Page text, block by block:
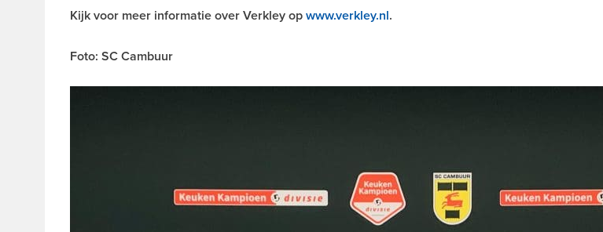
Kijk voor meer informatie over Verkley opwww.verkley.nl.
Foto: SC Cambuur